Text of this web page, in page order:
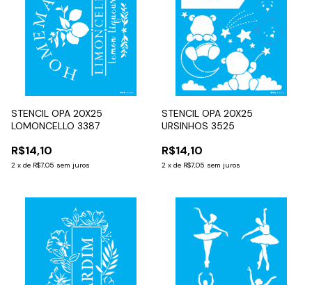
STENCIL OPA 20X25
LOMONCELLO 3387
R$14,10
2 x de R$7,05 sem juros
STENCIL OPA 20X25
URSINHOS 3525
R$14,10
2 x de R$7,05 sem juros